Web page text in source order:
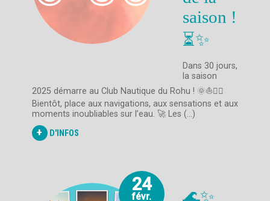
saison !
⏳✨
Dans 30 jours,
la saison
2025 démarre au Club Nautique du Rohu ! 🌞⛵🏄‍♂️
Bientôt, place aux navigations, aux sensations et aux
moments inoubliables sur l’eau. 🚀 Les (...)
+ D'INFOS
24
févr. 🌊✨